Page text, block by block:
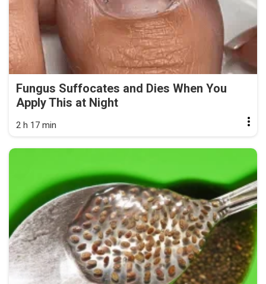
Fungus Suffocates and Dies When You
Apply This at Night
2 h 17 min